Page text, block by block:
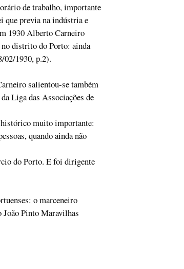
de trabalho, importante
que previa na indústria e
1930 Alberto Carneiro
no distrito do Porto: ainda
02/1930, p.2).
salientou-se também
Liga das Associações de
muito importante:
quando ainda não
do Porto. E foi dirigente
o marceneiro
Pinto Maravilhas